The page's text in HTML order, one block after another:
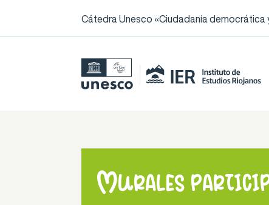
Cátedra Unesco «Ciudadanía democrática
Murales